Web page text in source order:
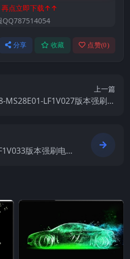
点立即下载↑↑
QQ787514054
分享 收藏 点赞(0)
上一篇
MS28E01-LF1V027版本强刷电
版本强刷电视